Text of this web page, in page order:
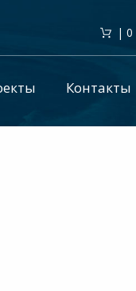
| 0
Контакты